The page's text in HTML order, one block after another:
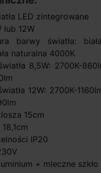
LED zintegrowane
lub 12W
barwy światła:
naturalna 4000K
8,5W: 2700K-
12W: 2700K-
15cm
IP20
+ mleczne szkło